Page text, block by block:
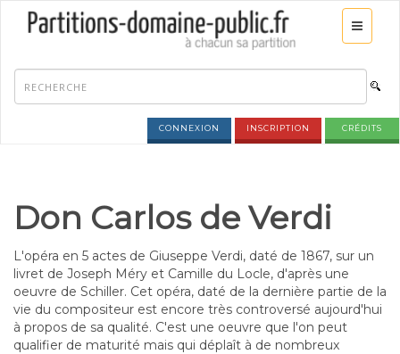
CONNEXION INSCRIPTION CRÉDITS
Don Carlos de Verdi
L'opéra en 5 actes de Giuseppe Verdi, daté de 1867, sur un
livret de Joseph Méry et Camille du Locle, d'après une
oeuvre de Schiller. Cet opéra, daté de la dernière partie de la
vie du compositeur est encore très controversé aujourd'hui
à propos de sa qualité. C'est une oeuvre que l'on peut
qualifier de maturité mais qui déplaît à de nombreux